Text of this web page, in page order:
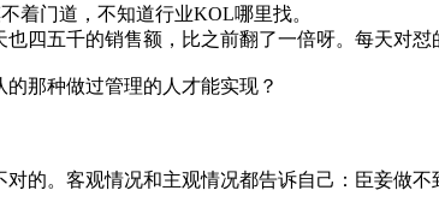
着门道，不知道行业KOL哪里找。
四五千的销售额，比之前翻了一倍呀。每天对怼
那种做过管理的人才能实现？
的。客观情况和主观情况都告诉自己：臣妾做不